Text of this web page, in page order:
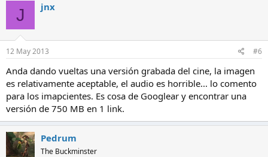
J jnx
12 May 2013 #6
Anda dando vueltas una versión grabada del cine, la imagen
es relativamente aceptable, el audio es horrible... lo comento
para los imapcientes. Es cosa de Googlear y encontrar una
versión de 750 MB en 1 link.
Pedrum
The Buckminster